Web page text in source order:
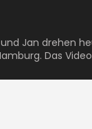
Jan drehen
Das